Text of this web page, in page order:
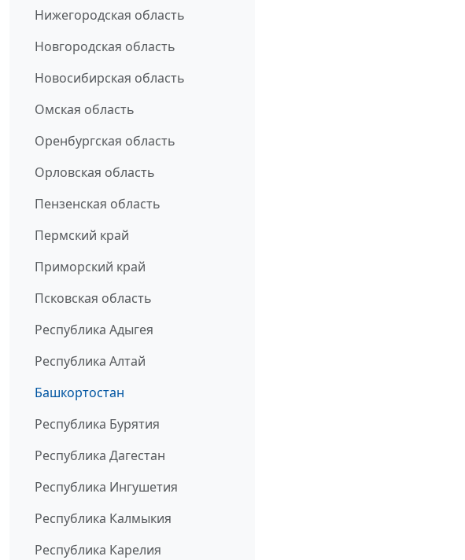
Нижегородская область
Новгородская область
Новосибирская область
Омская область
Оренбургская область
Орловская область
Пензенская область
Пермский край
Приморский край
Псковская область
Республика Адыгея
Республика Алтай
Башкортостан
Республика Бурятия
Республика Дагестан
Республика Ингушетия
Республика Калмыкия
Республика Карелия